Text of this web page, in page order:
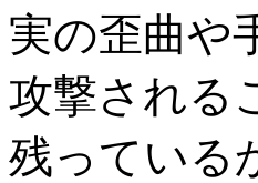
実の歪曲や
攻撃される
残っている